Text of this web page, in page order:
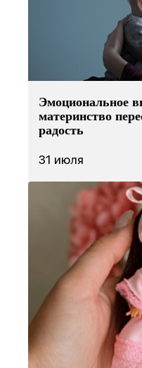
Эмоциональное
материнство
радость
31 июля